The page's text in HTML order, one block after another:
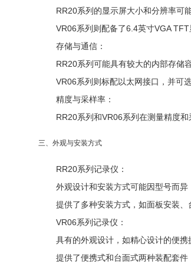
RR20系列的显示屏大小和分辨率可
VR06系列则配备了6.4英寸VGA
存储与通信 ：
RR20系列可能具有较大的内部存储
VR06系列则标配以太网接口，并可
精度与采样率 ：
RR20系列和VR06系列在测量精度
三、外观与安装方式
RR20系列记录仪 ：
外观设计和安装方式可能因型号而异
提供了多种安装方式，如面板安装、
VR06系列记录仪 ：
具有的外观设计，如精心设计的便携
提供了便携式和台面式两种装配套件